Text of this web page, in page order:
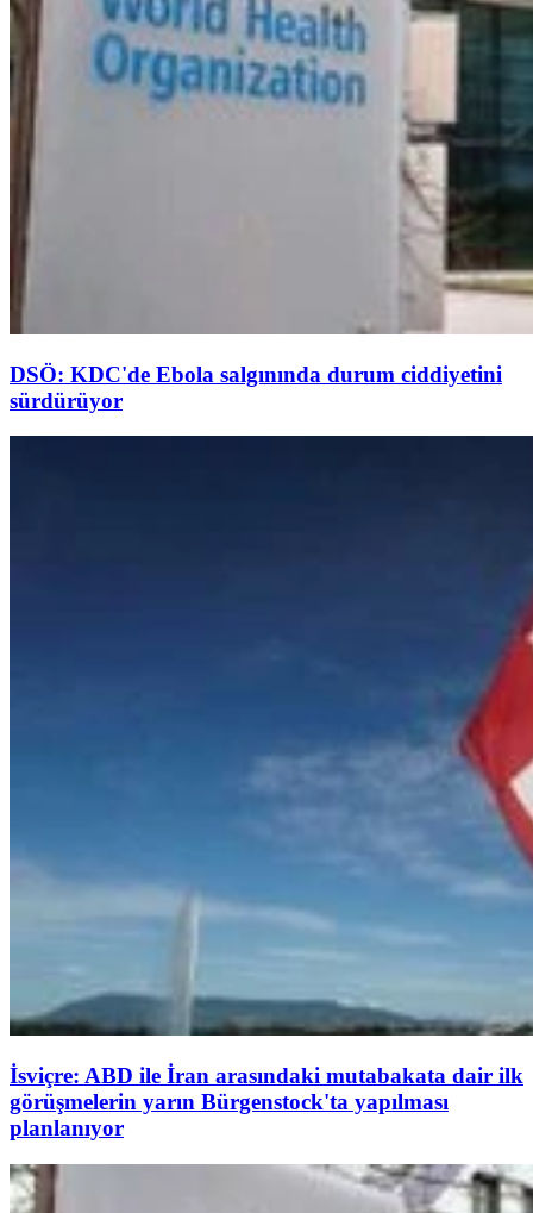
DSÖ: KDC'de Ebola salgınında durum ciddiyetini
sürdürüyor
İsviçre: ABD ile İran arasındaki mutabakata dair ilk
görüşmelerin yarın Bürgenstock'ta yapılması
planlanıyor